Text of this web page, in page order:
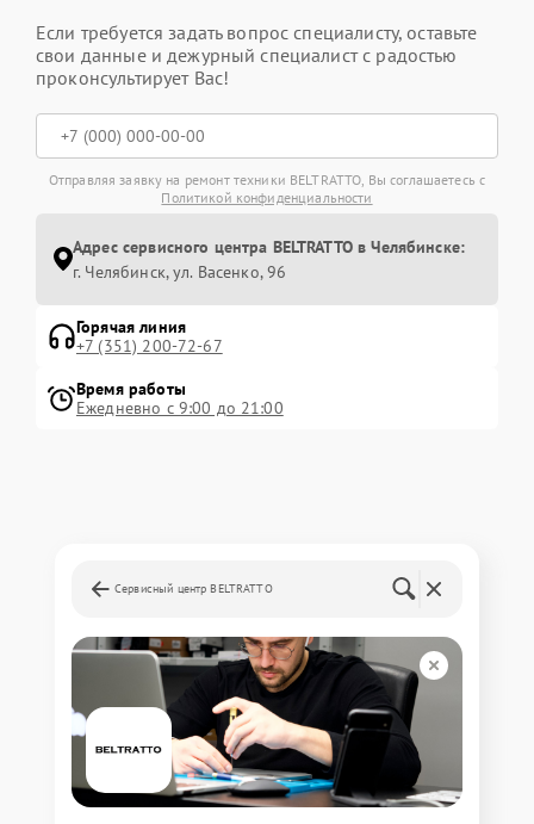
Если требуется задать вопрос специалисту, оставьте
свои данные и дежурный специалист с радостью
проконсультирует Вас!
Отправляя заявку на ремонт техники BELTRATTO, Вы соглашаетесь с
Политикой конфиденциальности
Адрес сервисного центра BELTRATTO в Челябинске:
г. Челябинск, ул. Васенко, 96
Горячая линия
+7 (351) 200-72-67
Время работы
Ежедневно с 9:00 до 21:00
Сервисный центр BELTRATTO